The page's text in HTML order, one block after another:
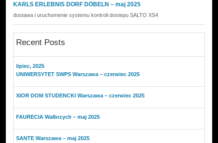
KARLS ERLEBNIS DORF DÖBELN – maj 2025
dostawa i uruchomenie systemu kontroli dostepu SALTO XS4
Recent Posts
lipiec, 2025
UNIWERSYTET SWPS Warszawa – czerwiec 2025
XIOR DOM STUDENCKI Warszawa – czerwiec 2025
FAURECIA Wałbrzych – maj 2025
SANTE Warszawa – maj 2025